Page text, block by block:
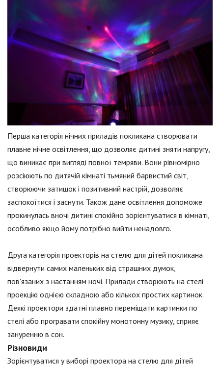
Перша категорія нічних приладів покликана створювати
плавне нічне освітлення, що дозволяє дитині зняти напругу,
що виникає при вигляді повної темряви. Вони рівномірно
розсіюють по дитячій кімнаті тьмяний барвистий світ,
створюючи затишок і позитивний настрій, дозволяє
заспокоїтися і заснути. Також дане освітлення допоможе
прокинулась вночі дитині спокійно зорієнтуватися в кімнаті,
особливо якщо йому потрібно вийти ненадовго.
Друга категорія проекторів на стелю для дітей покликана
відвернути самих маленьких від страшних думок,
пов'язаних з настанням ночі. Прилади створюють на стелі
проекцію однією складною або кількох простих картинок.
Деякі проектори здатні плавно переміщати картинки по
стелі або програвати спокійну монотонну музику, сприяє
зануренню в сон.
Різновиди
Зорієнтуватися у виборі проектора на стелю для дітей